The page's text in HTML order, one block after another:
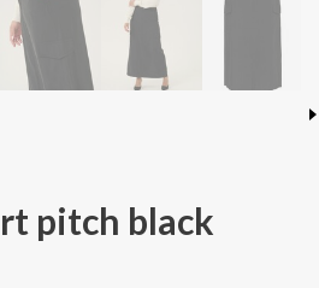
pitch black